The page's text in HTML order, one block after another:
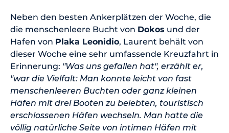
Neben den besten Ankerplätzen der Woche, die
die menschenleere Bucht von Dokos und der
Hafen von Plaka Leonidio, Laurent behält von
dieser Woche eine sehr umfassende Kreuzfahrt in
Erinnerung: "Was uns gefallen hat", erzählt er,
"war die Vielfalt: Man konnte leicht von fast
menschenleeren Buchten oder ganz kleinen
Häfen mit drei Booten zu belebten, touristisch
erschlossenen Häfen wechseln. Man hatte die
völlig natürliche Seite von intimen Häfen mit